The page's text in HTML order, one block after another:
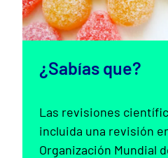
¿Sabías que?
Las revisiones
incluida una revisión
Organización Mundial